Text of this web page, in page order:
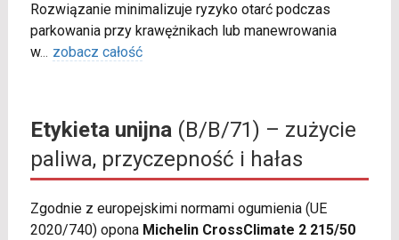
Rozwiązanie minimalizuje ryzyko otarć podczas
parkowania przy krawężnikach lub manewrowania
w... zobacz całość
Etykieta unijna(B/B/71) – zużycie
paliwa, przyczepność i hałas
Zgodnie z europejskimi normami ogumienia (UE
2020/740) opona Michelin CrossClimate 2 215/50